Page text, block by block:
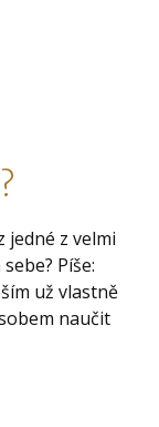
z velmi
Píše:
už vlastně
naučit